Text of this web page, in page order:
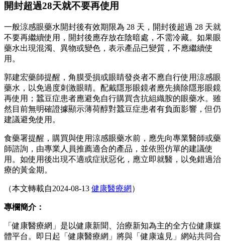
開封超過28天就不要再使用
一般涼感眼藥水開封後有效期限為 28 天，開封後超過 28 天就
不要再繼續使用，開封後應存放在陰暗處，不需冷藏。如果眼
藥水出現混濁、異物或變色，表示產品已變質，不應繼續使
用。
郭建宏藥師提醒，角膜受損或眼睛發炎者不應自行使用涼感眼
藥水，以免過度刺激眼睛。配戴隱形眼鏡者應先摘除隱形眼鏡
再使用；蠶豆症患者應避免自行購買含抗組織胺的眼藥水。雖
然目前無明確證據顯示薄荷醇對蠶豆症患者有負面影響，但仍
建議避免使用。
食藥署提醒，購買與使用涼感眼藥水前，應先向專業醫師或藥
師諮詢，由專業人員推薦適合的產品，並依照仿單的建議使
用。如使用後出現不適或症狀惡化，應立即就醫，以免錯過治
療的黃金期。
（本文轉載自2024-08-13 健康醫療網 ）
專欄簡介：
「健康醫療網」是以健康新聞、治療新知為主的全方位健康媒
體平台。即日起「健康醫療網」將與「健康遠見」網站共同合